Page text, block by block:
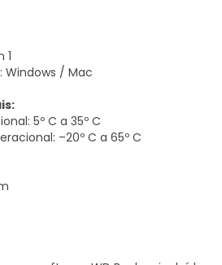
1
Windows / Mac
5º C a 35º C
–20º C a 65º C